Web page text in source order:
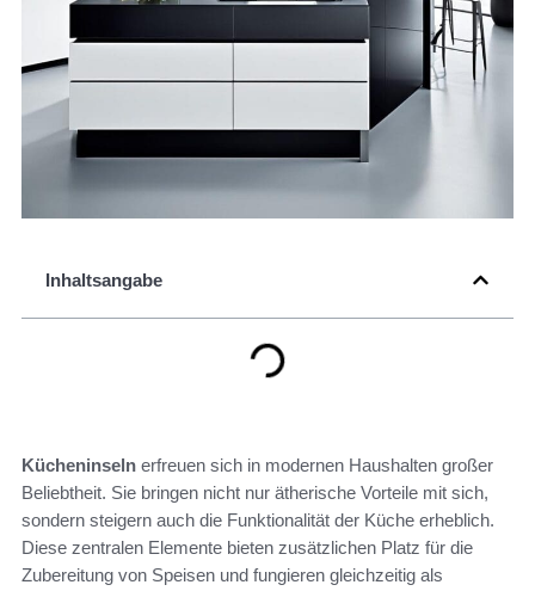
Inhaltsangabe
Kücheninseln erfreuen sich in modernen Haushalten großer
Beliebtheit. Sie bringen nicht nur ätherische Vorteile mit sich,
sondern steigern auch die Funktionalität der Küche erheblich.
Diese zentralen Elemente bieten zusätzlichen Platz für die
Zubereitung von Speisen und fungieren gleichzeitig als